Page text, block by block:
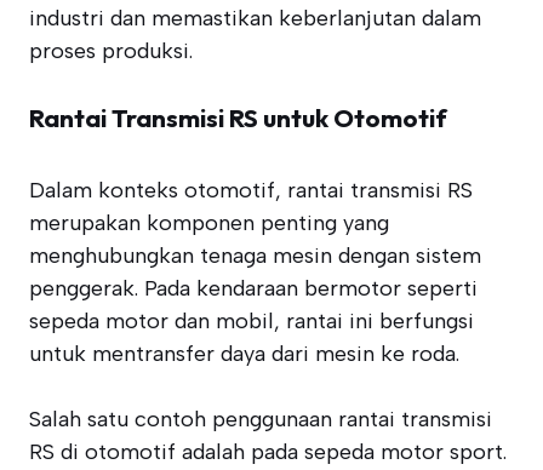
industri dan memastikan keberlanjutan dalam
proses produksi.
Rantai Transmisi RS untuk Otomotif
Dalam konteks otomotif, rantai transmisi RS
merupakan komponen penting yang
menghubungkan tenaga mesin dengan sistem
penggerak. Pada kendaraan bermotor seperti
sepeda motor dan mobil, rantai ini berfungsi
untuk mentransfer daya dari mesin ke roda.
Salah satu contoh penggunaan rantai transmisi
RS di otomotif adalah pada sepeda motor sport.